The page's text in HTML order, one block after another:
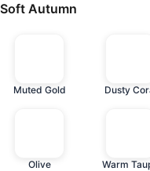
Soft Autumn
Muted Gold Dusty
Olive Warm